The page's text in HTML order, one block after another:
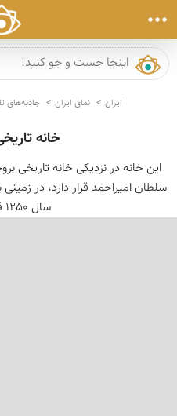
ایران نمای ایران جاذبه‌های
خانه
این خانه در نزدیکی خانه تاریخی
سال 1250 قمری ب...